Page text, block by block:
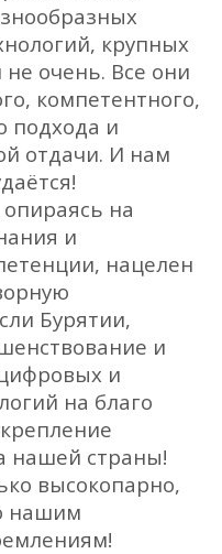
крупных
очень. Все они
компетентного,
подхода и
отдачи. И нам
на
и
нацелен
Бурятии,
и
и
на благо
нашей страны!
высокопарно,
нашим